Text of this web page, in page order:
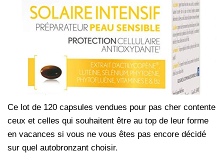
Ce lot de 120 capsules vendues pour pas cher contente
ceux et celles qui souhaitent être au top de leur forme
en vacances si vous ne vous êtes pas encore décidé
sur quel autobronzant choisir.